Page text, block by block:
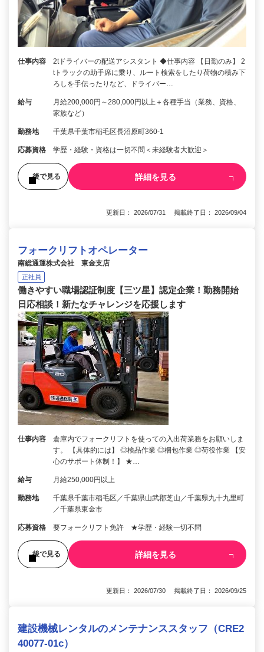
仕事内容
2tドライバーの配送アシスタント ◆仕事内容 【日勤のみ】 2
tトラックの助手席に乗り、ルート検索をしたり荷物の積み下
ろしを手伝ったりなど、ドライバー…
給与
月給200,000円～280,000円以上＋各種手当（業務、資格、
家族など）
勤務地 千葉県千葉市稲毛区長沼原町360-1
応募資格 学歴・経験・資格は一切不問＜未経験者大歓迎＞
後で見る 詳細を見る
更新日： 2026/07/31 掲載終了日： 2026/09/04
フォークリフトオペレーター
南総通運株式会社 東金支店
正社員
働きやすい職場認証制度【三ツ星】認定企業！勤務開始
日応相談！新たなチャレンジを応援します
仕事内容
倉庫内でフォークリフトを使っての入出荷業務をお願いしま
す。 【具体的には】 ◎検品作業 ◎梱包作業 ◎荷役作業 【安
心のサポート体制！】 ★…
給与 月給250,000円以上
勤務地
千葉県千葉市稲毛区／千葉県山武郡芝山／千葉県九十九里町
／千葉県東金市
応募資格 要フォークリフト免許 ★学歴・経験一切不問
後で見る 詳細を見る
更新日： 2026/07/30 掲載終了日： 2026/09/25
建設機械レンタルのメンテナンススタッフ（CRE2
40077-01c）